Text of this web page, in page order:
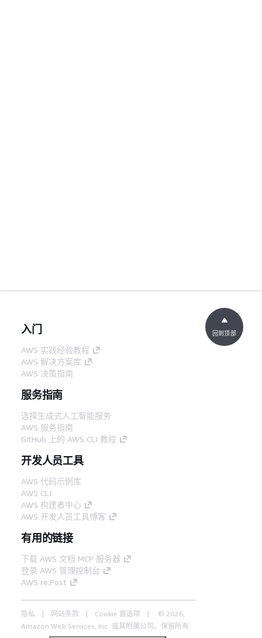
入门
AWS 实践经验教程
AWS 解决方案库
AWS 决策指南
服务指南
选择生成式人工智能服务
AWS 服务指南
GitHub 上的 AWS CLI 教程
开发人员工具
AWS 代码示例库
AWS CLI
AWS 构建者中心
AWS 开发人员工具博客
有用的链接
下载 AWS 文档 MCP 服务器
登录 AWS 管理控制台
AWS re:Post
隐私 网站条款 Cookie 首选项
© 2026,
Amazon Web Services, Inc. 或其附属公司。保留所有
回到顶部